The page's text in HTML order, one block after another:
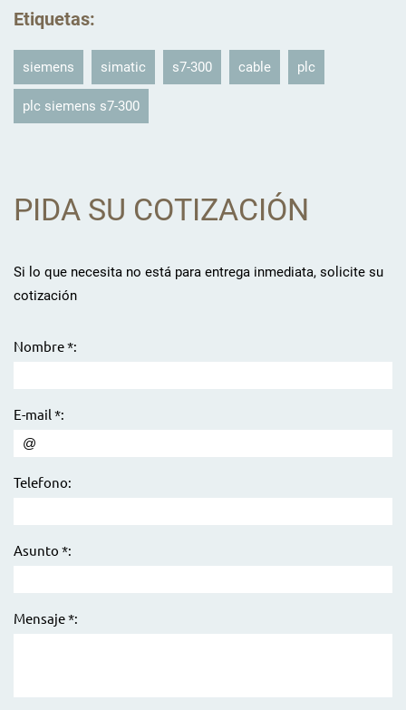
Etiquetas:
siemens simatic s7-300 cable plc
plc siemens s7-300
PIDA SU COTIZACIÓN
Si lo que necesita no está para entrega inmediata, solicite su
cotización
Nombre *:
E-mail *:
Telefono:
Asunto *:
Mensaje *: